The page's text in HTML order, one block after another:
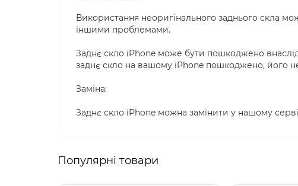
Використання неоригінального заднього скла
іншими проблемами.
Заднє скло iPhone може бути пошкоджено
заднє скло на вашому iPhone пошкоджено, його
Заміна:
Заднє скло iPhone можна замінити у нашому
Популярні товари